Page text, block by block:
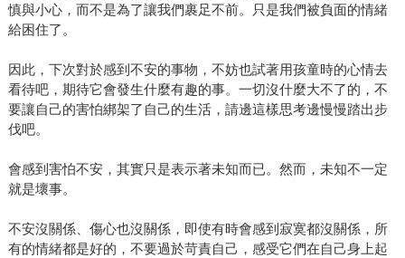
慎與小心，而不是為了讓我們裹足不前。只是我們被負面的情緒
給困住了。
因此，下次對於感到不安的事物，不妨也試著用孩童時的心情去
看待吧，期待它會發生什麼有趣的事。一切沒什麼大不了的，不
要讓自己的害怕綁架了自己的生活，請邊這樣思考邊慢慢踏出步
伐吧。
會感到害怕不安，其實只是表示著未知而已。然而，未知不一定
就是壞事。
不安沒關係、傷心也沒關係，即使有時會感到寂寞都沒關係，所
有的情緒都是好的，不要過於苛責自己，感受它們在自己身上起